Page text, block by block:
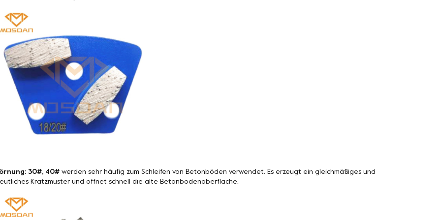
30#, 40# werden sehr häufig zum Schleifen von Betonböden verwendet. Es erzeugt ein gleichmäßiges und
Kratzmuster und öffnet schnell die alte Betonbodenoberfläche.